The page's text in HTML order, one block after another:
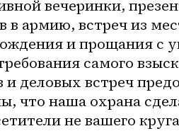
вечеринки,
в армию, встреч из
и прощания
самого
деловых встреч
что наша охрана
не вашего